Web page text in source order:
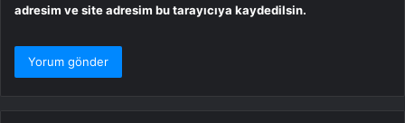
adresim ve site adresim bu tarayıcıya kaydedilsin.